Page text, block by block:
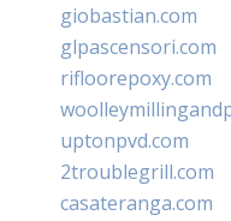
giobastian.com
glpascensori.com
rifloorepoxy.com
uptonpvd.com
2troublegrill.com
casateranga.com